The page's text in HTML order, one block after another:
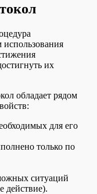
использования
их
обладает рядом
для его
только по
ситуаций
действие).